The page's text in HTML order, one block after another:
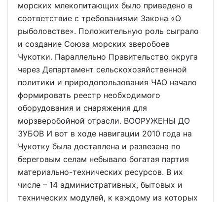
морских млекопитающих было приведено в
соответствие с требованиями Закона «О
рыболовстве». Положительную роль сыграло
и создание Союза морских зверобоев
Чукотки. Параллельно Правительство округа
через Департамент сельскохозяйственной
политики и природопользования ЧАО начало
формировать реестр необходимого
оборудования и снаряжения для
морзверобойной отрасли. ВООРУЖЕНЫ ДО
ЗУБОВ И вот в ходе навигации 2010 года на
Чукотку была доставлена и развезена по
береговым селам небывало богатая партия
материально-технических ресурсов. В их
числе – 14 административных, бытовых и
технических модулей, к каждому из которых